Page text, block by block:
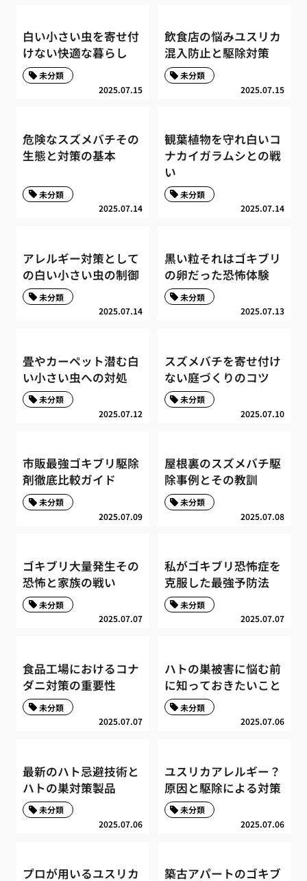
白い小さい虫を寄せ付
けない快適な暮らし
2025.07.15
未分類
飲食店の悩みユスリカ
混入防止と駆除対策
2025.07.15
未分類
危険なスズメバチその
生態と対策の基本
2025.07.14
未分類
観葉植物を守れ白いコ
ナカイガラムシとの戦
い
2025.07.14
未分類
アレルギー対策として
の白い小さい虫の制御
2025.07.14
未分類
黒い粒それはゴキブリ
の卵だった恐怖体験
2025.07.13
未分類
畳やカーペット潜む白
い小さい虫への対処
2025.07.12
未分類
スズメバチを寄せ付け
ない庭づくりのコツ
2025.07.10
未分類
市販最強ゴキブリ駆除
剤徹底比較ガイド
2025.07.09
未分類
屋根裏のスズメバチ駆
除事例とその教訓
2025.07.08
未分類
ゴキブリ大量発生その
恐怖と家族の戦い
2025.07.07
未分類
私がゴキブリ恐怖症を
克服した最強予防法
2025.07.07
未分類
食品工場におけるコナ
ダニ対策の重要性
2025.07.07
未分類
ハトの巣被害に悩む前
に知っておきたいこと
2025.07.06
未分類
最新のハト忌避技術と
ハトの巣対策製品
2025.07.06
未分類
ユスリカアレルギー？
原因と駆除による対策
2025.07.06
未分類
プロが用いるユスリカ 築古アパートのゴキブ